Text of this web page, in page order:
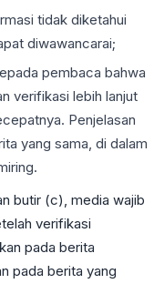
tidak diketahui
diwawancarai;
pembaca bahwa
verifikasi lebih lanjut
Penjelasan
yang sama, di dalam
butir (c), media wajib
verifikasi
pada berita
pada berita yang